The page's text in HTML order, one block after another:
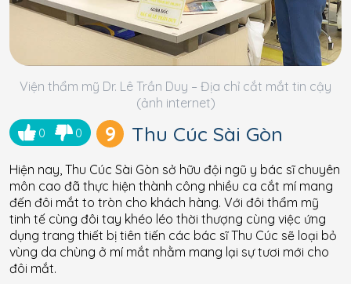
Viện thẩm mỹ Dr. Lê Trần Duy – Địa chỉ cắt mắt tin cậy
(ảnh internet)
0 0 9 Thu Cúc Sài Gòn
Hiện nay, Thu Cúc Sài Gòn sở hữu đội ngũ y bác sĩ chuyên
môn cao đã thực hiện thành công nhiều ca cắt mí mang
đến đôi mắt to tròn cho khách hàng. Với đôi thẩm mỹ
tinh tế cùng đôi tay khéo léo thời thượng cùng việc ứng
dụng trang thiết bị tiên tiến các bác sĩ Thu Cúc sẽ loại bỏ
vùng da chùng ở mí mắt nhằm mang lại sự tươi mới cho
đôi mắt.